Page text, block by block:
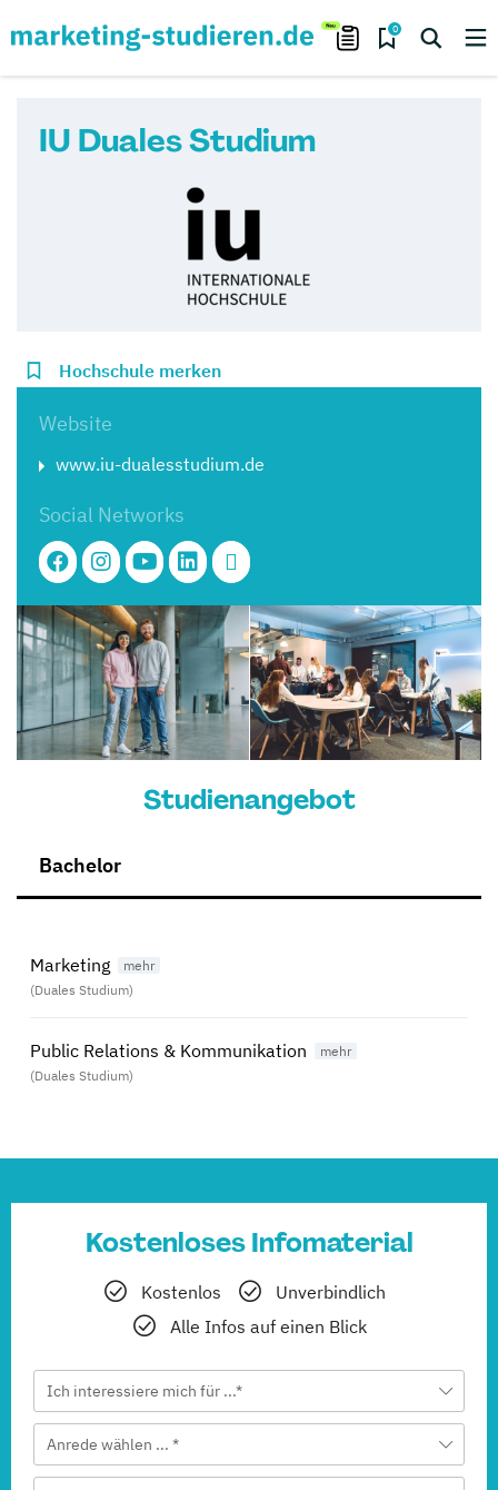
0
IU Duales Studium
Hochschule merken
Website
www.iu-dualesstudium.de
Social Networks
Studienangebot
Bachelor
Marketing
(Duales Studium)
Public Relations & Kommunikation
(Duales Studium)
Kostenloses Infomaterial
Kostenlos
Unverbindlich
Alle Infos auf einen Blick
Ich interessiere mich für ...*
Anrede wählen ... *